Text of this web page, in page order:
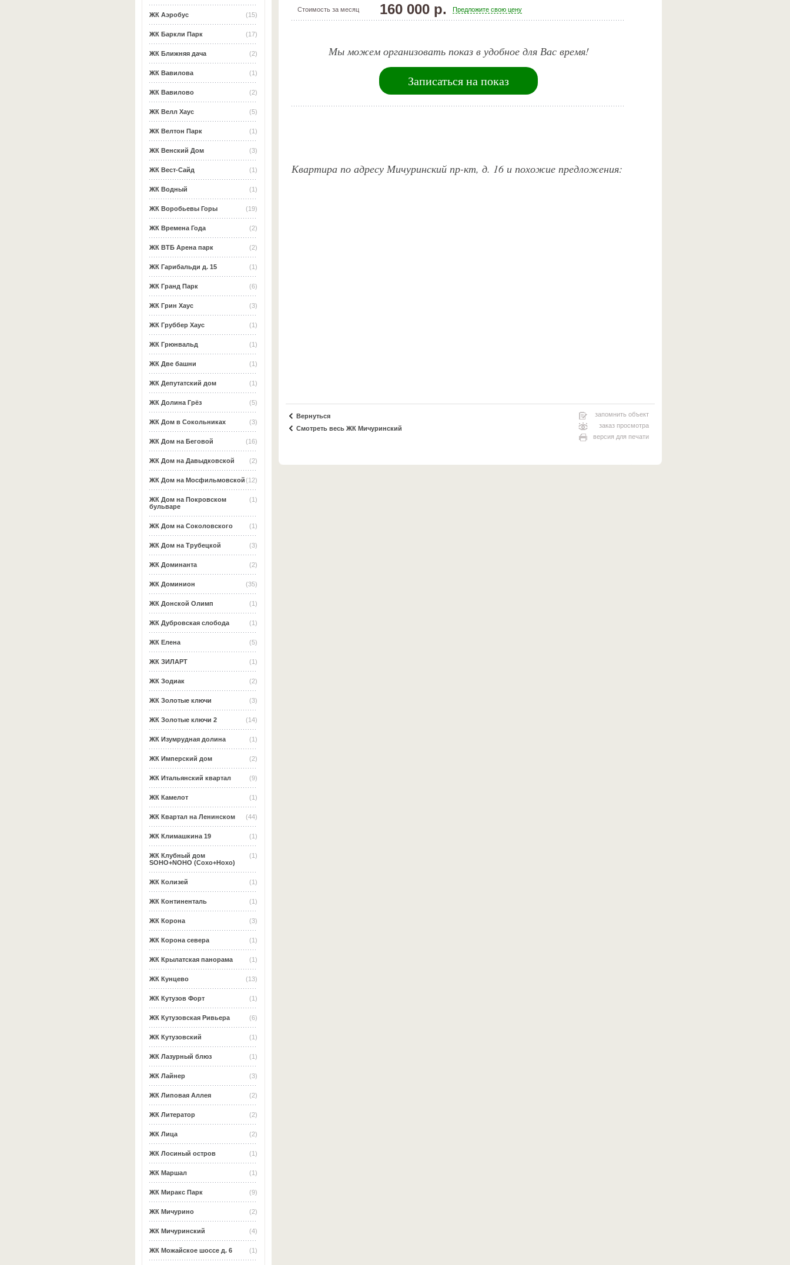
(15)
ЖК Аэробус
(17)
ЖК Баркли Парк
(2)
ЖК Ближняя дача
(1)
ЖК Вавилова
(2)
ЖК Вавилово
(5)
ЖК Велл Хаус
(1)
ЖК Велтон Парк
(3)
ЖК Венский Дом
(1)
ЖК Вест-Сайд
(1)
ЖК Водный
(19)
ЖК Воробьевы Горы
(2)
ЖК Времена Года
(2)
ЖК ВТБ Арена парк
(1)
ЖК Гарибальди д. 15
(6)
ЖК Гранд Парк
(3)
ЖК Грин Хаус
(1)
ЖК Груббер Хаус
(1)
ЖК Грюнвальд
(1)
ЖК Две башни
(1)
ЖК Депутатский дом
(5)
ЖК Долина Грёз
(3)
ЖК Дом в Сокольниках
(16)
ЖК Дом на Беговой
(2)
ЖК Дом на Давыдковской
(12)
ЖК Дом на Мосфильмовской
(1)
ЖК Дом на Покровском
бульваре
(1)
ЖК Дом на Соколовского
(3)
ЖК Дом на Трубецкой
(2)
ЖК Доминанта
(35)
ЖК Доминион
(1)
ЖК Донской Олимп
(1)
ЖК Дубровская слобода
(5)
ЖК Елена
(1)
ЖК ЗИЛАРТ
(2)
ЖК Зодиак
(3)
ЖК Золотые ключи
(14)
ЖК Золотые ключи 2
(1)
ЖК Изумрудная долина
(2)
ЖК Имперский дом
(9)
ЖК Итальянский квартал
(1)
ЖК Камелот
(44)
ЖК Квартал на Ленинском
(1)
ЖК Климашкина 19
(1)
ЖК Клубный дом
SOHO+NOHO (Сохо+Нохо)
(1)
ЖК Колизей
(1)
ЖК Континенталь
(3)
ЖК Корона
(1)
ЖК Корона севера
(1)
ЖК Крылатская панорама
(13)
ЖК Кунцево
(1)
ЖК Кутузов Форт
(6)
ЖК Кутузовская Ривьера
(1)
ЖК Кутузовский
(1)
ЖК Лазурный блюз
(3)
ЖК Лайнер
(2)
ЖК Липовая Аллея
(2)
ЖК Литератор
(2)
ЖК Лица
(1)
ЖК Лосиный остров
(1)
ЖК Маршал
(9)
ЖК Миракс Парк
(2)
ЖК Мичурино
(4)
ЖК Мичуринский
(1)
ЖК Можайское шоссе д. 6
Стоимость за месяц 160 000 р. Предложите свою цену
Мы можем организовать показ в удобное для Вас время!
Записаться на показ
Квартира по адресу Мичуринский пр-кт, д. 16 и похожие предложения:
Вернуться
Смотреть весь ЖК Мичуринский
запомнить объект
заказ просмотра
версия для печати